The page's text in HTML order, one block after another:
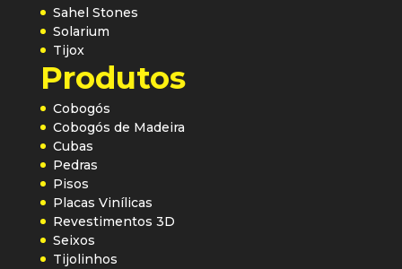
Sahel Stones
Solarium
Tijox
Produtos
Cobogós
Cobogós de Madeira
Cubas
Pedras
Pisos
Placas Vinílicas
Revestimentos 3D
Seixos
Tijolinhos